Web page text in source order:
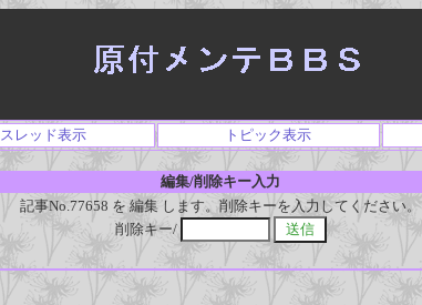
スレッド表示 トピック表示
編集/削除キー入力
記事No.77658 を 編集 します。削除キーを入力してください。
削除キー/